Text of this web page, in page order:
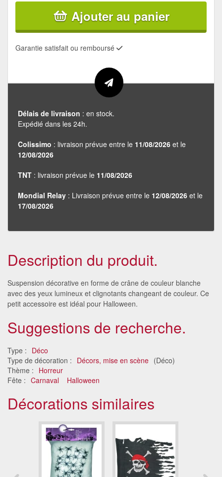
Ajouter au panier
Garantie satisfait ou remboursé
Délais de livraison : en stock.
Expédié dans les 24h.
Colissimo : livraison prévue entre le 11/08/2026 et le
12/08/2026
TNT : livraison prévue le 11/08/2026
Mondial Relay : Livraison prévue entre le 12/08/2026 et le
17/08/2026
Description du produit.
Suspension décorative en forme de crâne de couleur blanche
avec des yeux lumineux et clignotants changeant de couleur. Ce
petit accessoire est idéal pour Halloween.
Suggestions de recherche.
Type : Déco
Type de décoration : Décors, mise en scène (Déco)
Thème : Horreur
Fête : Carnaval Halloween
Décorations similaires